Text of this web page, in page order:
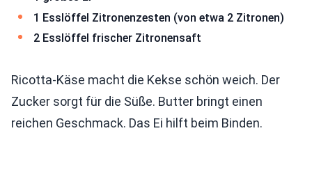
1 Esslöffel Zitronenzesten (von etwa 2 Zitronen)
2 Esslöffel frischer Zitronensaft
Ricotta-Käse macht die Kekse schön weich. Der
Zucker sorgt für die Süße. Butter bringt einen
reichen Geschmack. Das Ei hilft beim Binden.